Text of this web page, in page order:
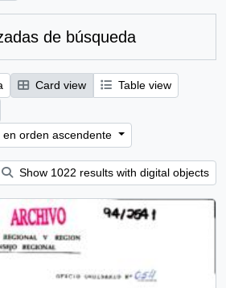
de búsqueda
Card view
Table view
en orden ascendente
Show 1022 results with digital objects